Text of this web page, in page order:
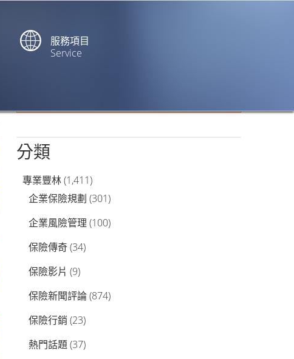
服務項目
Service
分類
專業豐林(1,411)
企業保險規劃 (301)
企業風險管理 (100)
保險傳奇(34)
保險影片 (9)
保險新聞評論(874)
保險行銷 (23)
熱門話題(37)